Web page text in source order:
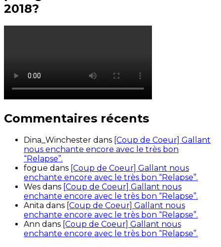
2018?
Commentaires récents
Dina_Winchester dans [Coup de Coeur] Gallant
nous enchante encore avec le très bon
“Relapse”.
fogue dans [Coup de Coeur] Gallant nous
enchante encore avec le très bon “Relapse”.
Wes dans [Coup de Coeur] Gallant nous
enchante encore avec le très bon “Relapse”.
Anita dans [Coup de Coeur] Gallant nous
enchante encore avec le très bon “Relapse”.
Ann dans [Coup de Coeur] Gallant nous
enchante encore avec le très bon “Relapse”.